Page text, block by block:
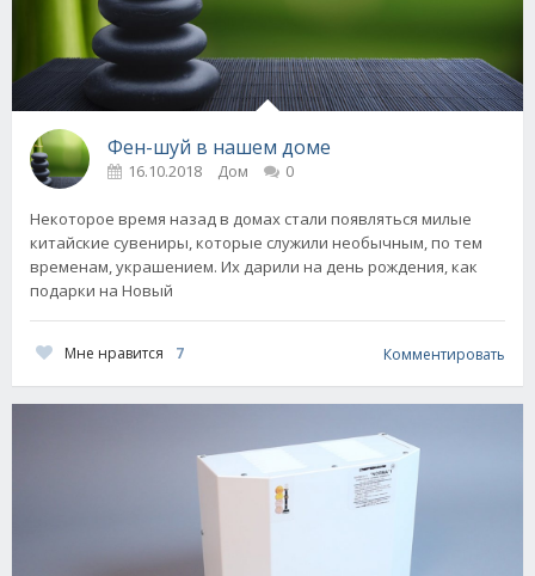
Фен-шуй в нашем доме
16.10.2018 Дом 0
Некоторое время назад в домах стали появляться милые
китайские сувениры, которые служили необычным, по тем
временам, украшением. Их дарили на день рождения, как
подарки на Новый
Мне нравится 7 Комментировать